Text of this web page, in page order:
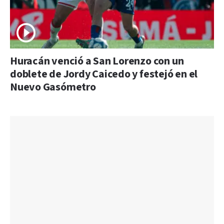
Huracán venció a San Lorenzo con un
doblete de Jordy Caicedo y festejó en el
Nuevo Gasómetro